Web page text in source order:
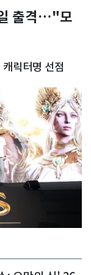
출격…"모
릭터명 선점